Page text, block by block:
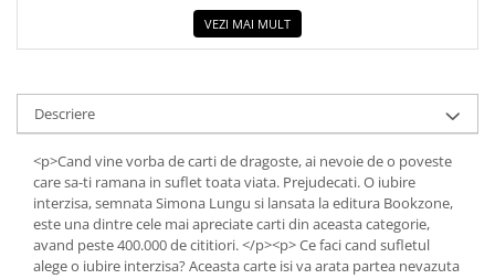
Tot Adevarul
Casute de papusi si mobilier
Creativitate
Educative
VEZI MAI MULT
Descriere
<p>Cand vine vorba de carti de dragoste, ai nevoie de o poveste
care sa-ti ramana in suflet toata viata. Prejudecati. O iubire
interzisa, semnata Simona Lungu si lansata la editura Bookzone,
este una dintre cele mai apreciate carti din aceasta categorie,
avand peste 400.000 de cititiori. </p><p> Ce faci cand sufletul
alege o iubire interzisa? Aceasta carte isi va arata partea nevazuta